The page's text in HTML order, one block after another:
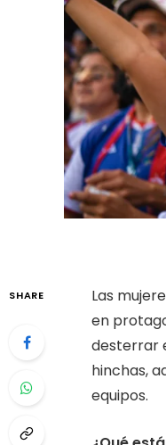
SHARE
Las
en
desterrar
hinchas,
equipos.